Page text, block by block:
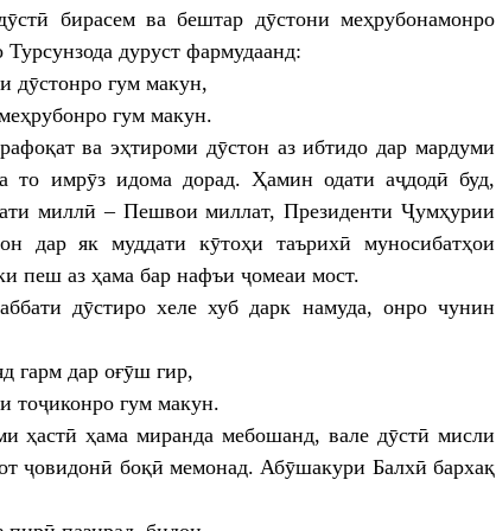
бирасем ва бештар дӯстони меҳрубонамонро
дуруст фармудаанд:
дӯстонро гум макун,
гум макун.
ва эҳтироми дӯстон аз ибтидо дар мардуми
то имрӯз идома дорад. Ҳамин одати аҷдодӣ буд,
миллӣ – Пешвои миллат, Президенти Ҷумҳурии
дар як муддати кӯтоҳи таърихӣ муносибатҳои
пеш аз ҳама бар нафъи ҷомеаи мост.
дӯстиро хеле хуб дарк намуда, онро чунин
гарм дар оғӯш гир,
тоҷиконро гум макун.
ҳама миранда мебошанд, вале дӯстӣ мисли
ҷовидонӣ боқӣ мемонад. Абӯшакури Балхӣ бархақ